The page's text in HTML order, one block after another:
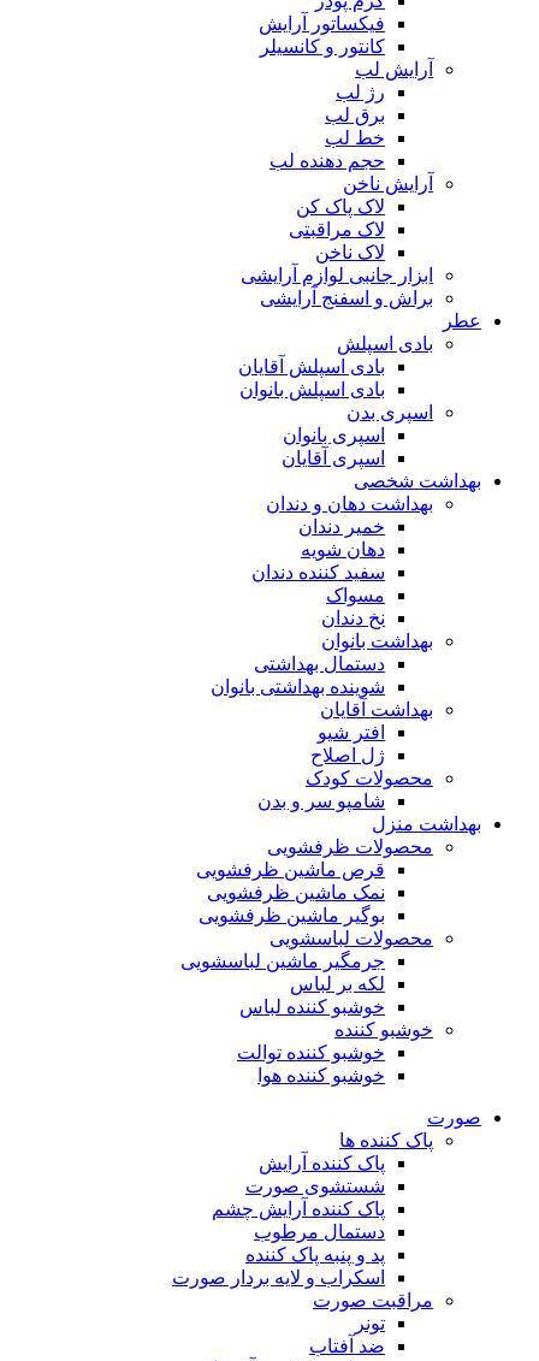
فیکساتور آرایش
کانتور و کانسیلر
آرایش لب
رژ لب
برق لب
خط لب
حجم دهنده لب
آرایش ناخن
لاک پاک کن
لاک مراقبتی
لاک ناخن
ابزار جانبی لوازم آرایشی
براش و اسفنج آرایشی
عطر
بادی اسپلش
بادی اسپلش آقایان
بادی اسپلش بانوان
اسپری بدن
اسپری بانوان
اسپری آقایان
بهداشت شخصی
بهداشت دهان و دندان
خمیر دندان
دهان شویه
سفید کننده دندان
مسواک
نخ دندان
بهداشت بانوان
دستمال بهداشتی
شوینده بهداشتی بانوان
بهداشت آقایان
افتر شیو
ژل اصلاح
محصولات کودک
شامپو سر و بدن
بهداشت منزل
محصولات ظرفشویی
قرص ماشین ظرفشویی
نمک ماشین ظرفشویی
بوگیر ماشین ظرفشویی
محصولات لباسشویی
جرمگیر ماشین لباسشویی
لکه بر لباس
خوشبو کننده لباس
خوشبو کننده
خوشبو کننده توالت
خوشبو کننده هوا
صورت
پاک کننده ها
پاک کننده آرایش
شستشوی صورت
پاک کننده آرایش چشم
دستمال مرطوب
پد و پنبه پاک کننده
اسکراب و لایه بردار صورت
مراقبت صورت
تونر
ضد آفتاب